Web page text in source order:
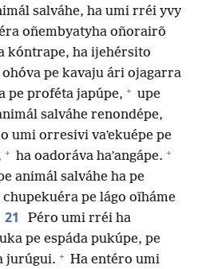
salváhe, ha umi rréi yvy
oñembyatyha oñorairõ
kóntrape, ha ijehérsito
ohóva pe kavaju ári ojagarra
pe proféta japúpe, + upe
salváhe renondépe,
umi orresivi vaʼekuépe pe
+ ha oadoráva haʼangápe. +
animál salváhe ha pe
pe lágo oĩháme
21
Péro umi rréi ha
pe espáda pukúpe, pe
jurúgui. + Ha entéro umi